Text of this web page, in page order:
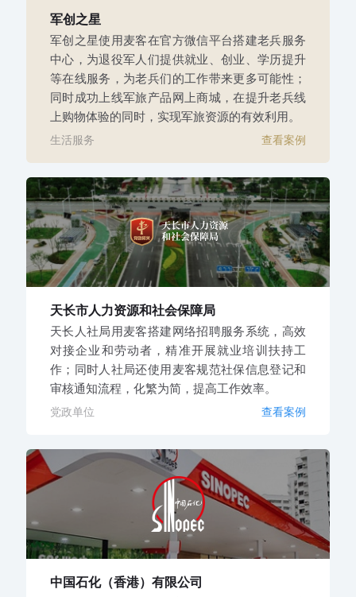
军创之星
军创之星使用麦客在官方微信平台搭建老兵服务
中心，为退役军人们提供就业、创业、学历提升
等在线服务，为老兵们的工作带来更多可能性；
同时成功上线军旅产品网上商城，在提升老兵线
上购物体验的同时，实现军旅资源的有效利用。
生活服务 查看案例
天长市人力资源和社会保障局
天长人社局用麦客搭建网络招聘服务系统，高效
对接企业和劳动者，精准开展就业培训扶持工
作；同时人社局还使用麦客规范社保信息登记和
审核通知流程，化繁为简，提高工作效率。
党政单位 查看案例
中国石化（香港）有限公司